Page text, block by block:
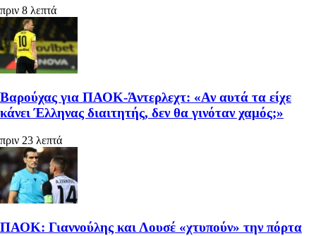
πριν 8 λεπτά
Βαρούχας για ΠΑΟΚ-Άντερλεχτ: «Αν αυτά τα είχε
κάνει Έλληνας διαιτητής, δεν θα γινόταν χαμός;»
πριν 23 λεπτά
ΠΑΟΚ: Γιαννούλης και Λουσέ «χτυπούν» την πόρτα